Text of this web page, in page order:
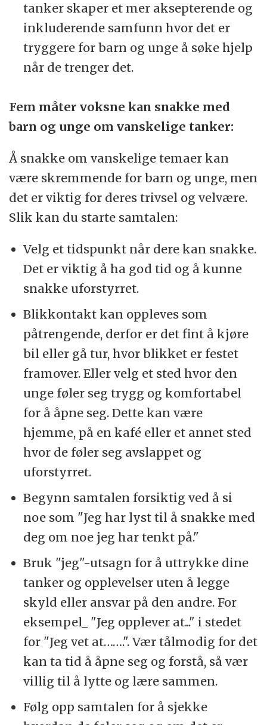
tanker skaper et mer aksepterende og
inkluderende samfunn hvor det er
tryggere for barn og unge å søke hjelp
når de trenger det.
Fem måter voksne kan snakke med
barn og unge om vanskelige tanker:
Å snakke om vanskelige temaer kan
være skremmende for barn og unge, men
det er viktig for deres trivsel og velvære.
Slik kan du starte samtalen:
Velg et tidspunkt når dere kan snakke.
Det er viktig å ha god tid og å kunne
snakke uforstyrret.
Blikkontakt kan oppleves som
påtrengende, derfor er det fint å kjøre
bil eller gå tur, hvor blikket er festet
framover. Eller velg et sted hvor den
unge føler seg trygg og komfortabel
for å åpne seg. Dette kan være
hjemme, på en kafé eller et annet sted
hvor de føler seg avslappet og
uforstyrret.
Begynn samtalen forsiktig ved å si
noe som "Jeg har lyst til å snakke med
deg om noe jeg har tenkt på."
Bruk "jeg"-utsagn for å uttrykke dine
tanker og opplevelser uten å legge
skyld eller ansvar på den andre. For
eksempel_ "Jeg opplever at..." i stedet
for "Jeg vet at…….". Vær tålmodig for det
kan ta tid å åpne seg og forstå, så vær
villig til å lytte og lære sammen.
Følg opp samtalen for å sjekke